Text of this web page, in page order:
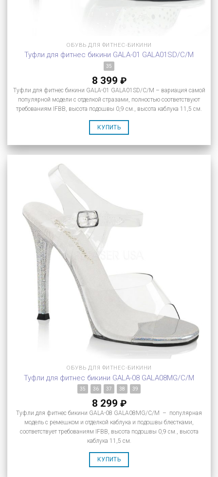
ОБУВЬ ДЛЯ ФИТНЕС-БИКИНИ
Туфли для фитнес бикини GALA-01 GALA01SD/C/M
35
8 399 ₽
Туфли для фитнес бикини GALA-01 GALA01SD/C/M – вариация самой
популярной модели с отделкой стразами, полностью соответствуют
требованиям IFBB, высота подошвы 0,9 см., высота каблука 11,5 см.
КУПИТЬ
ОБУВЬ ДЛЯ ФИТНЕС-БИКИНИ
Туфли для фитнес бикини GALA-08 GALA08MG/C/M
35 36 37 38 39
8 299 ₽
Туфли для фитнес бикини GALA-08 GALA08MG/C/M – популярная
модель с ремешком и отделкой каблука и подошвы блестками,
соответствует требованиям IFBB, высота подошвы 0,9 см., высота
каблука 11,5 см.
КУПИТЬ